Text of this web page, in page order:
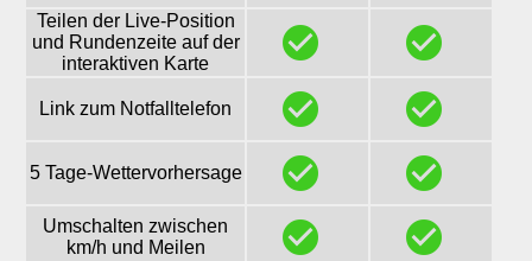
Teilen der Live-Position
und Rundenzeite auf der
interaktiven Karte
Link zum Notfalltelefon
5 Tage-Wettervorhersage
Umschalten zwischen
km/h und Meilen